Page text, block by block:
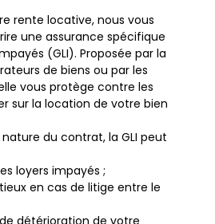
rente locative, nous vous
une assurance spécifique
(GLI). Proposée par la
de biens ou par les
vous protège contre les
sur la location de votre bien
du contrat, la GLI peut
loyers impayés ;
en cas de litige entre le
détérioration de votre